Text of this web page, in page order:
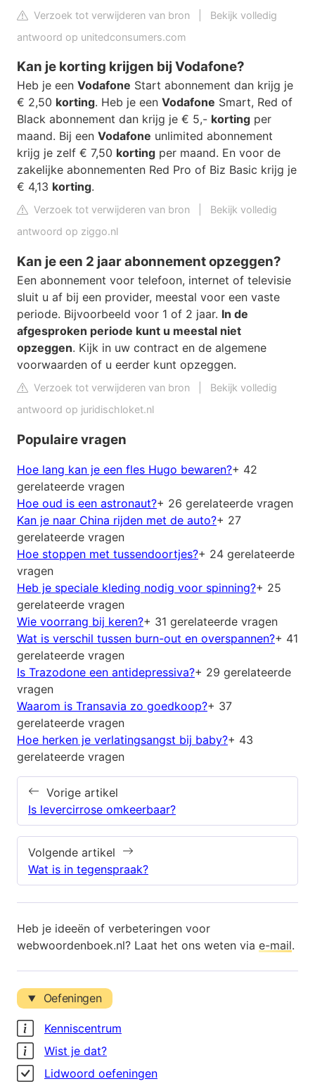
Verzoek tot verwijderen van bron
Bekijk volledig
antwoord op unitedconsumers.com
Kan je korting krijgen bij Vodafone?
Heb je een Vodafone Start abonnement dan krijg je
€ 2,50 korting. Heb je een Vodafone Smart, Red of
Black abonnement dan krijg je € 5,- korting per
maand. Bij een Vodafone unlimited abonnement
krijg je zelf € 7,50 korting per maand. En voor de
zakelijke abonnementen Red Pro of Biz Basic krijg je
€ 4,13 korting.
Verzoek tot verwijderen van bron
Bekijk volledig
antwoord op ziggo.nl
Kan je een 2 jaar abonnement opzeggen?
Een abonnement voor telefoon, internet of televisie
sluit u af bij een provider, meestal voor een vaste
periode. Bijvoorbeeld voor 1 of 2 jaar. In de
afgesproken periode kunt u meestal niet
opzeggen. Kijk in uw contract en de algemene
voorwaarden of u eerder kunt opzeggen.
Verzoek tot verwijderen van bron
Bekijk volledig
antwoord op juridischloket.nl
Populaire vragen
Hoe lang kan je een fles Hugo bewaren?+ 42
gerelateerde vragen
Hoe oud is een astronaut?+ 26 gerelateerde vragen
Kan je naar China rijden met de auto?+ 27
gerelateerde vragen
Hoe stoppen met tussendoortjes?+ 24 gerelateerde
vragen
Heb je speciale kleding nodig voor spinning?+ 25
gerelateerde vragen
Wie voorrang bij keren?+ 31 gerelateerde vragen
Wat is verschil tussen burn-out en overspannen?+ 41
gerelateerde vragen
Is Trazodone een antidepressiva?+ 29 gerelateerde
vragen
Waarom is Transavia zo goedkoop?+ 37
gerelateerde vragen
Hoe herken je verlatingsangst bij baby?+ 43
gerelateerde vragen
Vorige artikel
Is levercirrose omkeerbaar?
Volgende artikel
Wat is in tegenspraak?
Heb je ideeën of verbeteringen voor
webwoordenboek.nl? Laat het ons weten via e-mail.
Oefeningen
Kenniscentrum
Wist je dat?
Lidwoord oefeningen